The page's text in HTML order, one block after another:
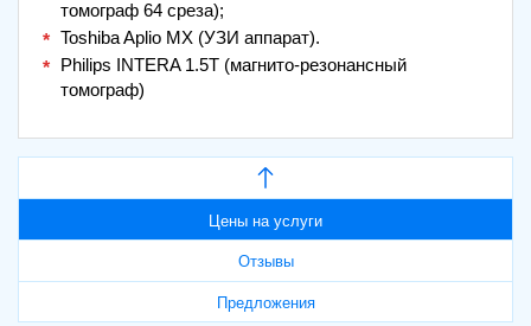
томограф 64 среза);
Toshiba Aplio MX (УЗИ аппарат).
Philips INTERA 1.5T (магнито-резонансный
томограф)
Цены на услуги
Отзывы
Предложения